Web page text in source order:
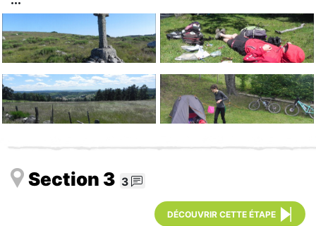
Section 3 3
DÉCOUVRIR CETTE ÉTAPE